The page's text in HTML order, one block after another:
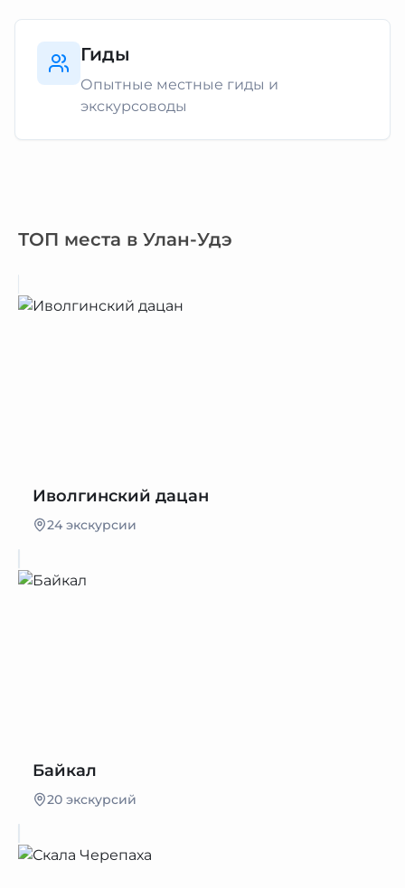
Гиды
Опытные местные гиды и
экскурсоводы
ТОП места в Улан-Удэ
Иволгинский дацан
24 экскурсии
Байкал
20 экскурсий